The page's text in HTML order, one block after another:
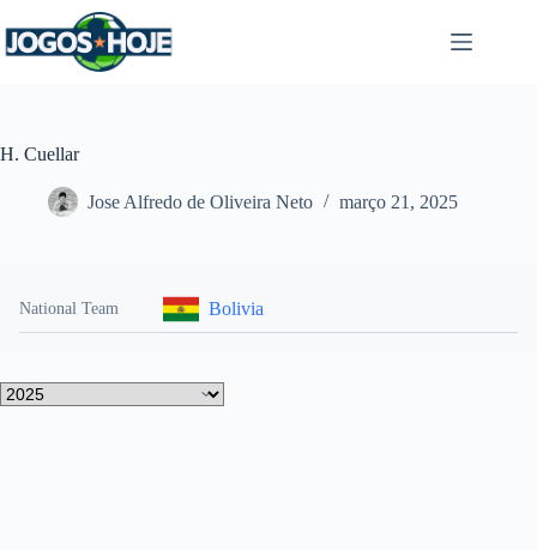
para
o
H. Cuellar
Jose Alfredo de Oliveira Neto março 21, 2025
National Team Bolivia